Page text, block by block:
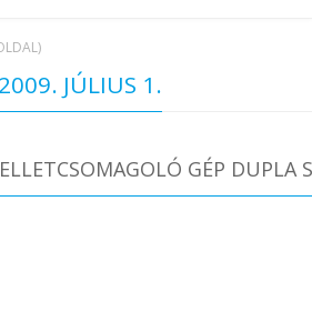
2009. JÚLIUS 1.
GÉP DUPLA